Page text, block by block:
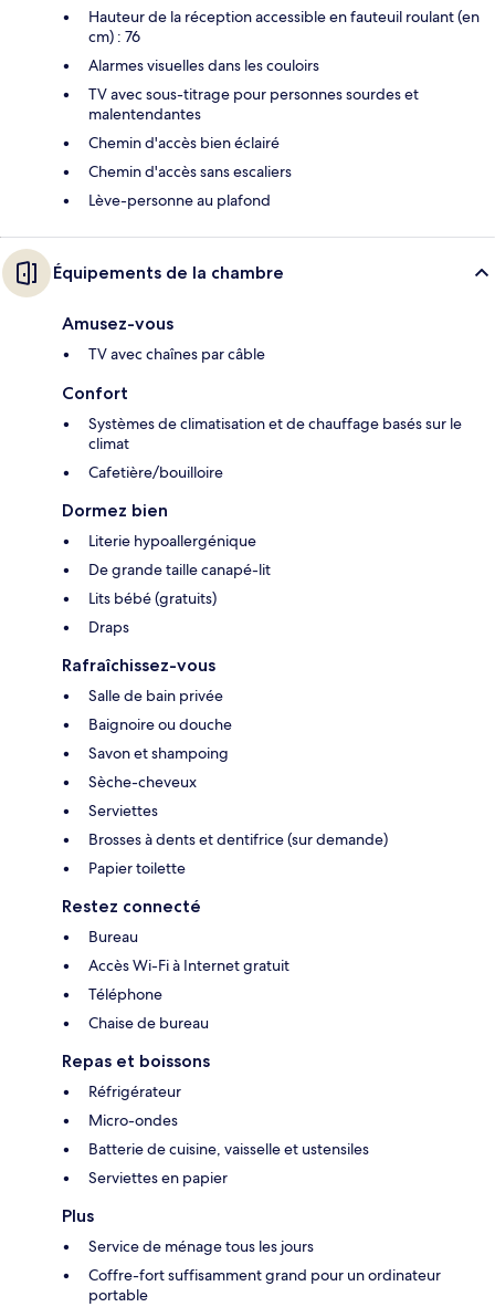
Hauteur de la réception accessible en fauteuil roulant (en
cm) : 76
Alarmes visuelles dans les couloirs
TV avec sous-titrage pour personnes sourdes et
malentendantes
Chemin d'accès bien éclairé
Chemin d'accès sans escaliers
Lève-personne au plafond
Équipements de la chambre
Amusez-vous
TV avec chaînes par câble
Confort
Systèmes de climatisation et de chauffage basés sur le
climat
Cafetière/bouilloire
Dormez bien
Literie hypoallergénique
De grande taille canapé-lit
Lits bébé (gratuits)
Draps
Rafraîchissez-vous
Salle de bain privée
Baignoire ou douche
Savon et shampoing
Sèche-cheveux
Serviettes
Brosses à dents et dentifrice (sur demande)
Papier toilette
Restez connecté
Bureau
Accès Wi-Fi à Internet gratuit
Téléphone
Chaise de bureau
Repas et boissons
Réfrigérateur
Micro-ondes
Batterie de cuisine, vaisselle et ustensiles
Serviettes en papier
Plus
Service de ménage tous les jours
Coffre-fort suffisamment grand pour un ordinateur
portable